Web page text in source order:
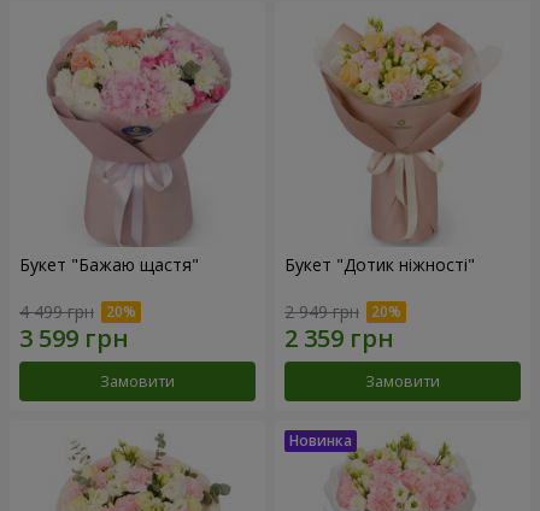
Букет "Бажаю щастя"
4 499 грн
Замовити
Букет "Дотик ніжності"
2 949 грн
Замовити